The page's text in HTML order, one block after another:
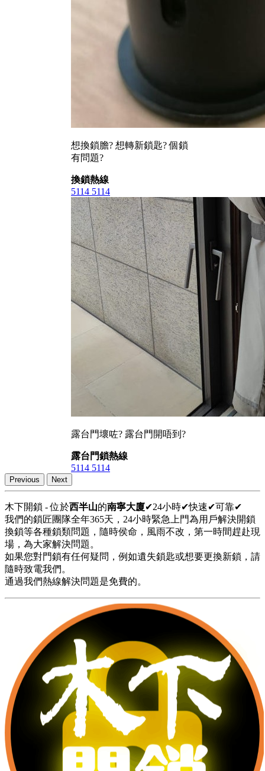
想換鎖膽? 想轉新鎖匙? 個鎖
有問題?
換鎖熱線
5114 5114
露台門壞咗? 露台門開唔到?
露台門鎖熱線
5114 5114
Previous Next
木下開鎖 - 位於西半山的南寧大廈✔24小時✔快速✔可靠✔
我們的鎖匠團隊全年365天，24小時緊急上門為用戶解決開鎖
換鎖等各種鎖類問題，隨時侯命，風雨不改，第一時間趕赴現
場，為大家解決問題。
如果您對門鎖有任何疑問，例如遺失鎖匙或想要更換新鎖，請
隨時致電我們。
通過我們熱線解決問題是免費的。